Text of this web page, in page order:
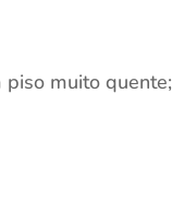
muito quente;